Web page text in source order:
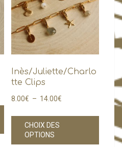
Inès/Juliette/Charlo
tte Clips
8.00€ – 14.00€
CHOIX DES
OPTIONS
Ce